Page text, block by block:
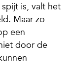
is, valt het
Maar zo
een
door de